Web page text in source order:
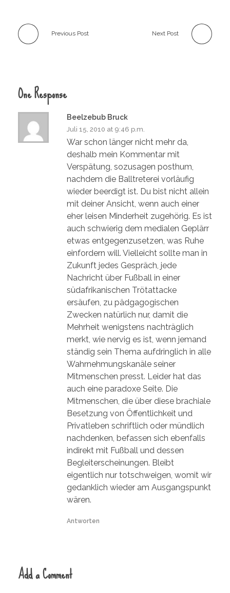
Previous Post Next Post
One Response
Beelzebub Bruck
Juli 15, 2010 at 9:46 p.m.
War schon länger nicht mehr da,
deshalb mein Kommentar mit
Verspätung, sozusagen posthum,
nachdem die Balltreterei vorläufig
wieder beerdigt ist. Du bist nicht allein
mit deiner Ansicht, wenn auch einer
eher leisen Minderheit zugehörig. Es ist
auch schwierig dem medialen Geplärr
etwas entgegenzusetzen, was Ruhe
einfordern will. Vielleicht sollte man in
Zukunft jedes Gespräch, jede
Nachricht über Fußball in einer
südafrikanischen Trötattacke
ersäufen, zu pädgagogischen
Zwecken natürlich nur, damit die
Mehrheit wenigstens nachträglich
merkt, wie nervig es ist, wenn jemand
ständig sein Thema aufdringlich in alle
Wahrnehmungskanäle seiner
Mitmenschen presst. Leider hat das
auch eine paradoxe Seite. Die
Mitmenschen, die über diese brachiale
Besetzung von Öffentlichkeit und
Privatleben schriftlich oder mündlich
nachdenken, befassen sich ebenfalls
indirekt mit Fußball und dessen
Begleiterscheinungen. Bleibt
eigentlich nur totschweigen, womit wir
gedanklich wieder am Ausgangspunkt
wären.
Antworten
Add a Comment